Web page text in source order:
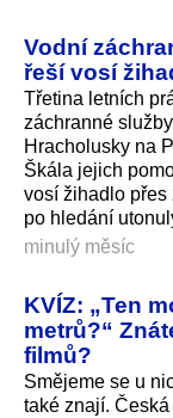
Vodní
řeší vosí
Třetina letních
záchranné
Hracholusky na
Škála jejich
vosí žihadlo přes
po hledání
minulý měsíc
KVÍZ: „Ten
metrů?“
filmů?
Smějeme se u
také znají.